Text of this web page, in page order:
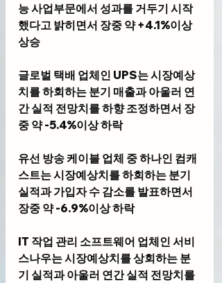
능 사업부문에서 성과를 거두기 시작
했다고 밝히면서 장중 약 +4.1%이상
상승
글로벌 택배 업체인 UPS는 시장예상
치를 하회하는 분기 매출과 아울러 연
간 실적 전망치를 하향 조정하면서 장
중 약 -5.4%이상 하락
유선 방송 케이블 업체 중 하나인 컴캐
스트는 시장예상치를 하회하는 분기
실적과 가입자 수 감소를 발표하면서
장중 약 -6.9%이상 하락
IT 작업 관리 소프트웨어 업체인 서비
스나우는 시장예상치를 상회하는 분
기 실적과 아울러 연간 실적 전망치를